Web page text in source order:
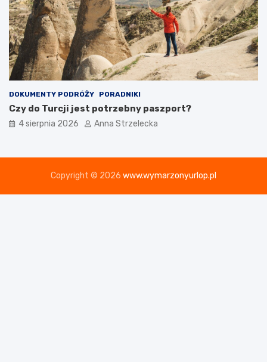
DOKUMENTY PODRÓŻY PORADNIKI
Czy do Turcji jest potrzebny paszport?
4 sierpnia 2026 Anna Strzelecka
Copyright © 2026 www.wymarzonyurlop.pl